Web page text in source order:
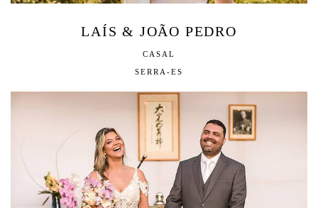
LAÍS & JOÃO PEDRO
CASAL
SERRA-ES